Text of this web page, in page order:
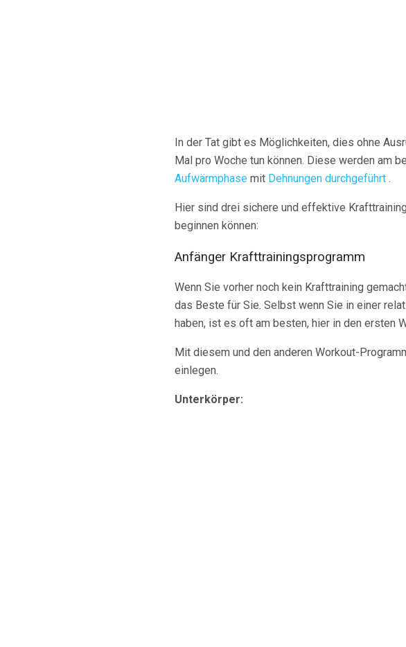
In der Tat gibt es Möglichkeiten, dies ohne
Mal pro Woche tun können. Diese werden am
Aufwärmphase mit Dehnungen durchgeführt .
Hier sind drei sichere und effektive
beginnen können:
Anfänger Krafttrainingsprogramm
Wenn Sie vorher noch kein Krafttraining
das Beste für Sie. Selbst wenn Sie in einer
haben, ist es oft am besten, hier in den ersten
Mit diesem und den anderen Workout-
einlegen.
Unterkörper: